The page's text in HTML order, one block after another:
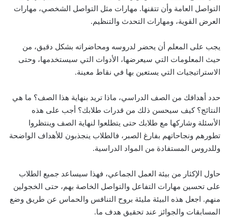
التواصل العامة وأن تتقنها. مهارات مثل التواصل الشخصي، مهارات
العرض القوية، ومهارات التحدث والتنظيم.
يجب على المعلم أن يحضر لدروسه ومحاضراته بشكل دقيق، من
حيث المعلومات التي سيعرضها، الأدوات التي سيستخدمها، وحتى
الاستراتيجيات التي يستعين بها في نقاط معينة.
حدد أهدافك من الصف الدراسي، ماذا تريد بنهاية هذا الصف؟ ما هي
النتائج؟ كيف سيحسن ذلك من قدرات طلابك؟ أجب على هذه
الأسئلة وشاركها مع طلابك حتى يتطلعوا لنهاية الصف وينتظروا
تطورهم ونجاحاتهم بفارغ الصبر، فالطلاب ينجذبون للأهداف الواضحة
وللدروس المستفادة من المواد الدراسية.
حاول الإكثار من بيئة العمل الجماعي، فهذا سيساعد جميع الطلاب
على تحسين مهارات التفاعل والتواصل الخاصة بهم، حتى الخجولين
منهم. اجعل هذه البيئة مليئة بروح التنافس والحماس عن طريق وضع
المسابقات والجوائز عند تحقيق هدف ما.